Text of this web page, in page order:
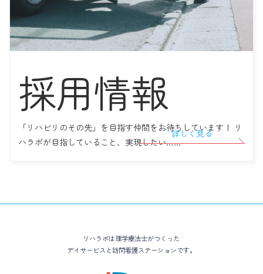
2022年09月05日
いつまでたっても社会勉強！ リハラボ高円寺とAさんの10年間の軌
跡
【お知らせ】 2022年9月よりリハラボ町田に「言語聴覚士」 がメン
バーとして加わります！
採用情報
「リハビリのその先」を目指す仲間をお待ちしています！ リ
ハラボが目指していること、実現したい……
詳しく見る
リハラボは理学療法士がつくった
デイサービスと訪問看護ステーションです。